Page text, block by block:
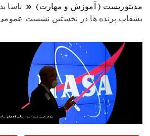
مدیتوریست ( آموزش و مهارت)
ناسا
بشقاب پرنده ها در نخستین نشست